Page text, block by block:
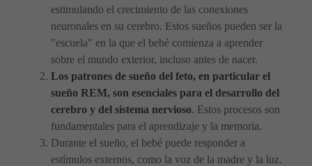
estimulando el crecimiento de las conexiones
neuronales en su cerebro. Estos sueños pueden ser la
"escuela" en la que el bebé comienza a aprender
sobre el mundo exterior, incluso antes de nacer.
Los patrones de sueño del feto, en particular el
sueño REM, son esenciales para el desarrollo del
cerebro y del sistema nervioso. Estos procesos son
fundamentales para el aprendizaje y la memoria.
Durante el sueño, el bebé puede responder a
estímulos externos, como la voz de la madre y la luz.